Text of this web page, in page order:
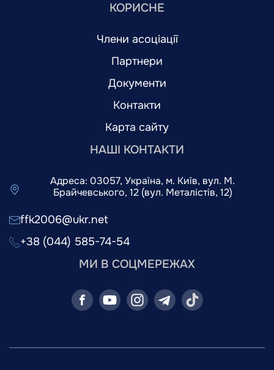
КОРИСНЕ
Члени асоціації
Партнери
Документи
Контакти
Карта сайту
НАШІ КОНТАКТИ
Адреса: 03057, Україна, м. Київ, вул. М.
Брайчевського, 12 (вул. Металістів, 12)
ffk2006@ukr.net
+38 (044) 585-74-54
МИ В СОЦМЕРЕЖАХ